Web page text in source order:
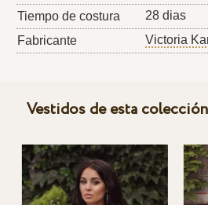
Tiempo de costura
28 dias
Fabricante
Victoria
Vestidos de esta colección